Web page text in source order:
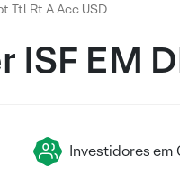
Ttl Rt A Acc USD
ISF EM
Investidores em